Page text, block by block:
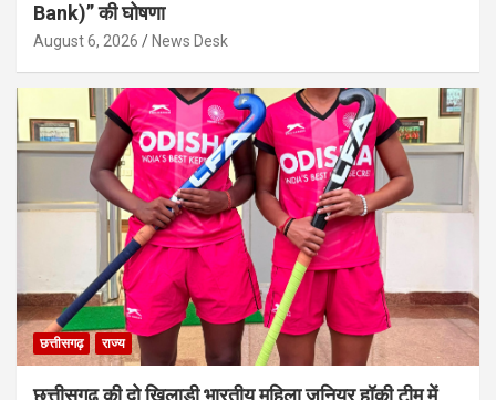
Bank)” की घोषणा
August 6, 2026 News Desk
छत्तीसगढ़ राज्य
छत्तीसगढ़ की दो खिलाड़ी भारतीय महिला जूनियर हॉकी टीम में,